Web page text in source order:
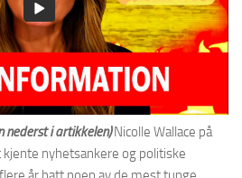
nederst i artikkelen) Nicolle Wallace på
kjente nyhetsankere og politiske